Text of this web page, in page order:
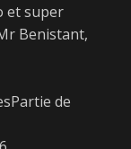
et super
Benistant,
de